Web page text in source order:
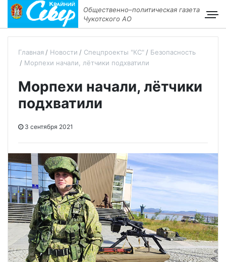
Общественно–политическая газета
Чукотского АО
Главная Новости Спецпроекты "КС"
Безопасность
Морпехи начали, лётчики подхватили
Морпехи начали, лётчики
подхватили
3 сентября 2021